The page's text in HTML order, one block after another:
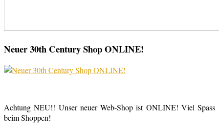
Neuer 30th Century Shop ONLINE!
Achtung NEU!! Unser neuer Web-Shop ist ONLINE! Viel Spass
beim Shoppen!